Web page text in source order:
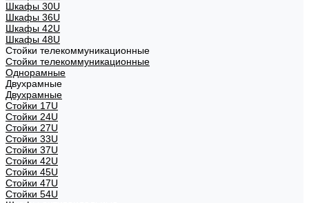
Шкафы 30U
Шкафы 36U
Шкафы 42U
Шкафы 48U
Стойки телекоммуникационные
Стойки телекоммуникационные
Однорамные
Двухрамные
Двухрамные
Стойки 17U
Стойки 24U
Стойки 27U
Стойки 33U
Стойки 37U
Стойки 42U
Стойки 45U
Стойки 47U
Стойки 54U